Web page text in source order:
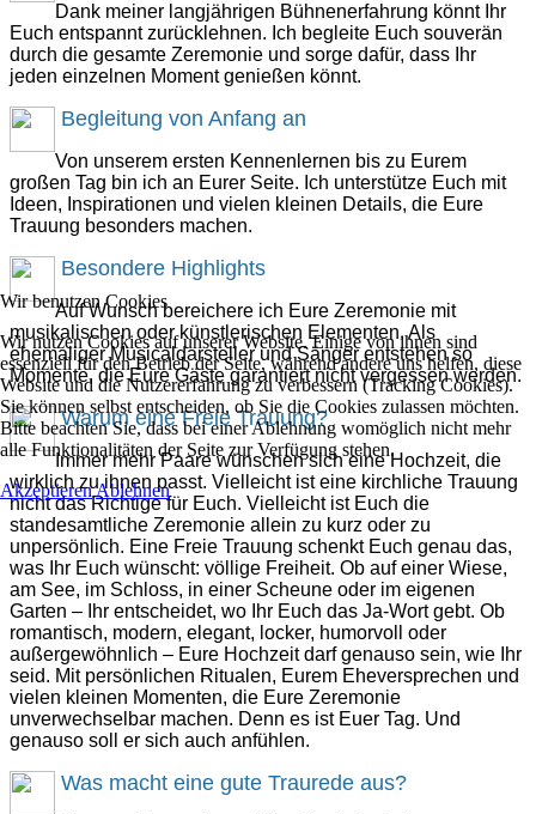
Dank meiner langjährigen Bühnenerfahrung könnt Ihr
Euch entspannt zurücklehnen. Ich begleite Euch souverän
durch die gesamte Zeremonie und sorge dafür, dass Ihr
jeden einzelnen Moment genießen könnt.
Begleitung von Anfang an
Von unserem ersten Kennenlernen bis zu Eurem
großen Tag bin ich an Eurer Seite. Ich unterstütze Euch mit
Ideen, Inspirationen und vielen kleinen Details, die Eure
Trauung besonders machen.
Besondere Highlights
Auf Wunsch bereichere ich Eure Zeremonie mit
musikalischen oder künstlerischen Elementen. Als
ehemaliger Musicaldarsteller und Sänger entstehen so
Momente, die Eure Gäste garantiert nicht vergessen werden.
Warum eine Freie Trauung?
Immer mehr Paare wünschen sich eine Hochzeit, die
wirklich zu ihnen passt. Vielleicht ist eine kirchliche Trauung
nicht das Richtige für Euch. Vielleicht ist Euch die
standesamtliche Zeremonie allein zu kurz oder zu
unpersönlich. Eine Freie Trauung schenkt Euch genau das,
was Ihr Euch wünscht: völlige Freiheit. Ob auf einer Wiese,
am See, im Schloss, in einer Scheune oder im eigenen
Garten – Ihr entscheidet, wo Ihr Euch das Ja-Wort gebt. Ob
romantisch, modern, elegant, locker, humorvoll oder
außergewöhnlich – Eure Hochzeit darf genauso sein, wie Ihr
seid. Mit persönlichen Ritualen, Eurem Eheversprechen und
vielen kleinen Momenten, die Eure Zeremonie
unverwechselbar machen. Denn es ist Euer Tag. Und
genauso soll er sich auch anfühlen.
Was macht eine gute Traurede aus?
Wir benutzen Cookies
Wir nutzen Cookies auf unserer Website. Einige von ihnen sind
essenziell für den Betrieb der Seite, während andere uns helfen, diese
Website und die Nutzererfahrung zu verbessern (Tracking Cookies).
Sie können selbst entscheiden, ob Sie die Cookies zulassen möchten.
Bitte beachten Sie, dass bei einer Ablehnung womöglich nicht mehr
alle Funktionalitäten der Seite zur Verfügung stehen.
AkzeptierenAblehnen